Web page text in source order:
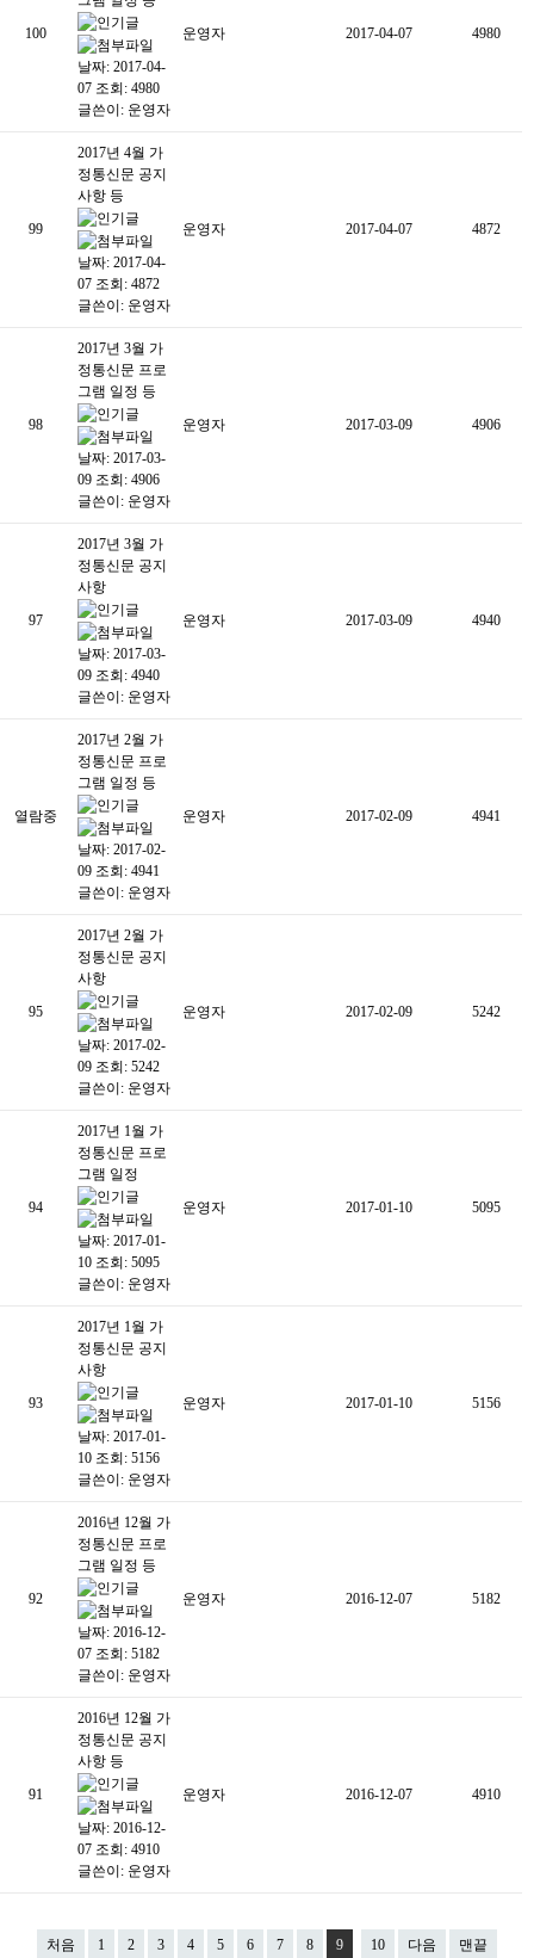
100
날짜: 2017-04-
07 조회: 4980
글쓴이: 운영자
운영자 2017-04-07 4980
99
2017년 4월 가
정통신문 공지
사항 등
날짜: 2017-04-
07 조회: 4872
글쓴이: 운영자
운영자 2017-04-07 4872
98
2017년 3월 가
정통신문 프로
그램 일정 등
날짜: 2017-03-
09 조회: 4906
글쓴이: 운영자
운영자 2017-03-09 4906
97
2017년 3월 가
정통신문 공지
사항
날짜: 2017-03-
09 조회: 4940
글쓴이: 운영자
운영자 2017-03-09 4940
열람중
2017년 2월 가
정통신문 프로
그램 일정 등
날짜: 2017-02-
09 조회: 4941
글쓴이: 운영자
운영자 2017-02-09 4941
95
2017년 2월 가
정통신문 공지
사항
날짜: 2017-02-
09 조회: 5242
글쓴이: 운영자
운영자 2017-02-09 5242
94
2017년 1월 가
정통신문 프로
그램 일정
날짜: 2017-01-
10 조회: 5095
글쓴이: 운영자
운영자 2017-01-10 5095
93
2017년 1월 가
정통신문 공지
사항
날짜: 2017-01-
10 조회: 5156
글쓴이: 운영자
운영자 2017-01-10 5156
92
2016년 12월 가
정통신문 프로
그램 일정 등
날짜: 2016-12-
07 조회: 5182
글쓴이: 운영자
운영자 2016-12-07 5182
91
2016년 12월 가
정통신문 공지
사항 등
날짜: 2016-12-
07 조회: 4910
글쓴이: 운영자
운영자 2016-12-07 4910
처음 1 2 3 4 5 6 7 8 9 10 다음 맨끝